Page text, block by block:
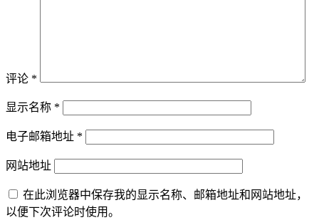
评论 *
显示名称 *
电子邮箱地址 *
网站地址
在此浏览器中保存我的显示名称、邮箱地址和网站地址，
以便下次评论时使用。